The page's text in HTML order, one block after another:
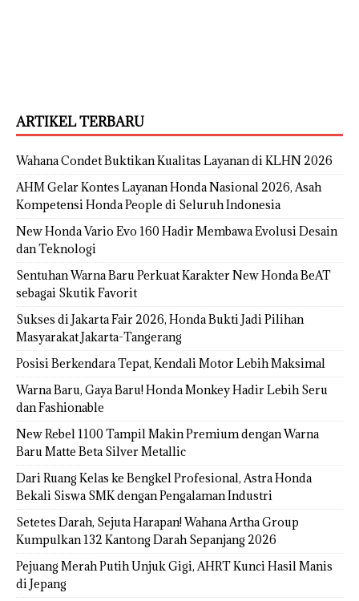
ARTIKEL TERBARU
Wahana Condet Buktikan Kualitas Layanan di KLHN 2026
AHM Gelar Kontes Layanan Honda Nasional 2026, Asah
Kompetensi Honda People di Seluruh Indonesia
New Honda Vario Evo 160 Hadir Membawa Evolusi Desain
dan Teknologi
Sentuhan Warna Baru Perkuat Karakter New Honda BeAT
sebagai Skutik Favorit
Sukses di Jakarta Fair 2026, Honda Bukti Jadi Pilihan
Masyarakat Jakarta-Tangerang
Posisi Berkendara Tepat, Kendali Motor Lebih Maksimal
Warna Baru, Gaya Baru! Honda Monkey Hadir Lebih Seru
dan Fashionable
New Rebel 1100 Tampil Makin Premium dengan Warna
Baru Matte Beta Silver Metallic
Dari Ruang Kelas ke Bengkel Profesional, Astra Honda
Bekali Siswa SMK dengan Pengalaman Industri
Setetes Darah, Sejuta Harapan! Wahana Artha Group
Kumpulkan 132 Kantong Darah Sepanjang 2026
Pejuang Merah Putih Unjuk Gigi, AHRT Kunci Hasil Manis
di Jepang